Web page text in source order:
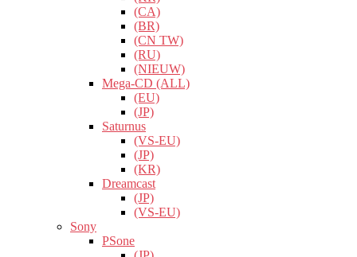
(CA)
(BR)
(CN TW)
(RU)
(NIEUW)
Mega-CD (ALL)
(EU)
(JP)
Saturnus
(VS-EU)
(JP)
(KR)
Dreamcast
(JP)
(VS-EU)
Sony
PSone